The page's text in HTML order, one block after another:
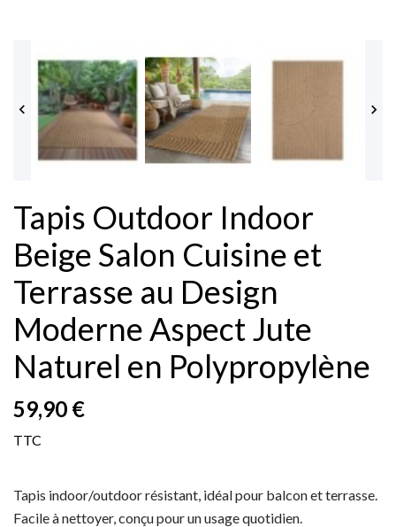
 
Tapis Outdoor Indoor
Beige Salon Cuisine et
Terrasse au Design
Moderne Aspect Jute
Naturel en Polypropylène
59,90 €
TTC
Tapis indoor/outdoor résistant, idéal pour balcon et terrasse.
Facile à nettoyer, conçu pour un usage quotidien.